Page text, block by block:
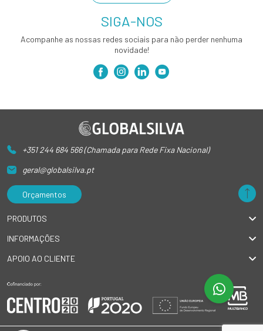
SIGA-NOS
Acompanhe as nossas redes sociais para não perder nenhuma
novidade!
+351 244 684 566 (Chamada para Rede Fixa Nacional)
geral@globalsilva.pt
Orçamentos
PRODUTOS
INFORMAÇÕES
APOIO AO CLIENTE